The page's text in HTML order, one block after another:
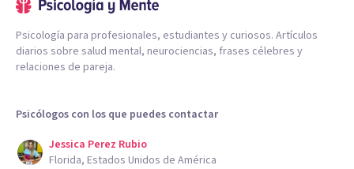
Psicología para profesionales, estudiantes y curiosos. Artículos
diarios sobre salud mental, neurociencias, frases célebres y
relaciones de pareja.
Psicólogos con los que puedes contactar
Jessica Perez Rubio
Florida, Estados Unidos de América